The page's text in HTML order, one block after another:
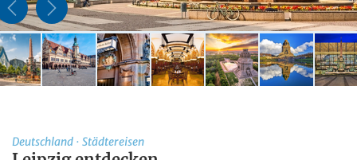
Deutschland · Städtereisen